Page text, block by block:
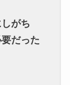
がち
だった